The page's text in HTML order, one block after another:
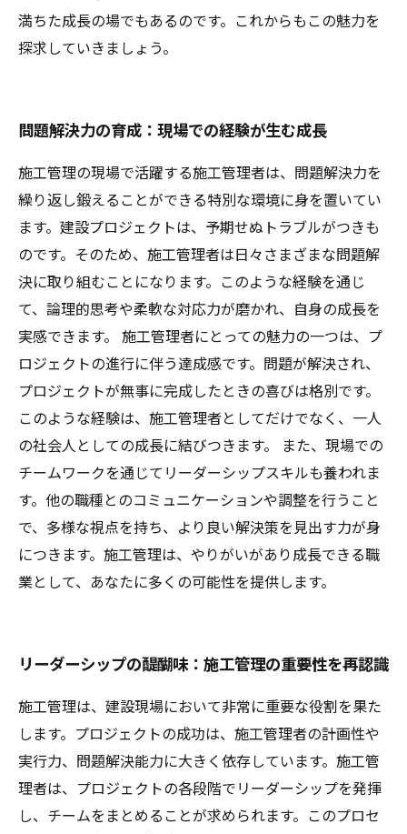
満ちた成長の場でもあるのです。これからもこの魅力を
探求していきましょう。
問題解決力の育成：現場での経験が生む成長
施工管理の現場で活躍する施工管理者は、問題解決力を
繰り返し鍛えることができる特別な環境に身を置いてい
ます。建設プロジェクトは、予期せぬトラブルがつきも
のです。そのため、施工管理者は日々さまざまな問題解
決に取り組むことになります。このような経験を通じ
て、論理的思考や柔軟な対応力が磨かれ、自身の成長を
実感できます。 施工管理者にとっての魅力の一つは、プ
ロジェクトの進行に伴う達成感です。問題が解決され、
プロジェクトが無事に完成したときの喜びは格別です。
このような経験は、施工管理者としてだけでなく、一人
の社会人としての成長に結びつきます。 また、現場での
チームワークを通じてリーダーシップスキルも養われま
す。他の職種とのコミュニケーションや調整を行うこと
で、多様な視点を持ち、より良い解決策を見出す力が身
につきます。施工管理は、やりがいがあり成長できる職
業として、あなたに多くの可能性を提供します。
リーダーシップの醍醐味：施工管理の重要性を再認識
施工管理は、建設現場において非常に重要な役割を果た
します。プロジェクトの成功は、施工管理者の計画性や
実行力、問題解決能力に大きく依存しています。施工管
理者は、プロジェクトの各段階でリーダーシップを発揮
し、チームをまとめることが求められます。このプロセ